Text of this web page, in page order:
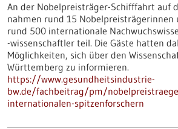
An der Nobelpreisträger-Schifffahrt auf
nahmen rund 15 Nobelpreisträgerinnen
rund 500 internationale
-wissenschaftler teil. Die Gäste hatten
Möglichkeiten, sich über den
Württemberg zu informieren.
https://www.gesundheitsindustrie-
bw.de/fachbeitrag/pm/
internationalen-spitzenforschern